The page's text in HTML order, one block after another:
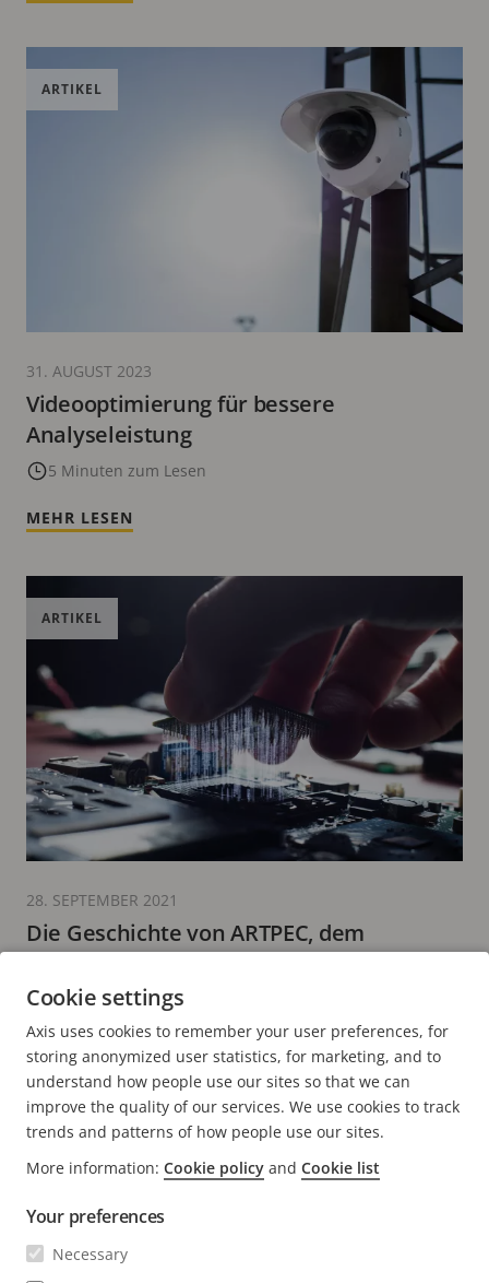
Videooptimierung für bessere
Analyseleistung
5 Minuten zum Lesen
ARTIKEL
31. AUGUST 2023
MEHR LESEN
Die Geschichte von ARTPEC, dem
8 Minuten zum Lesen
ARTIKEL
28. SEPTEMBER 2021
MEHR LESEN
Kontaktieren Sie uns
NEWS & STORYS
Cookie settings
Axis uses cookies to remember your user preferences, for
storing anonymized user statistics, for marketing, and to
understand how people use our sites so that we can
improve the quality of our services. We use cookies to track
trends and patterns of how people use our sites.
More information: Cookie policy and Cookie list
Your preferences
Necessary